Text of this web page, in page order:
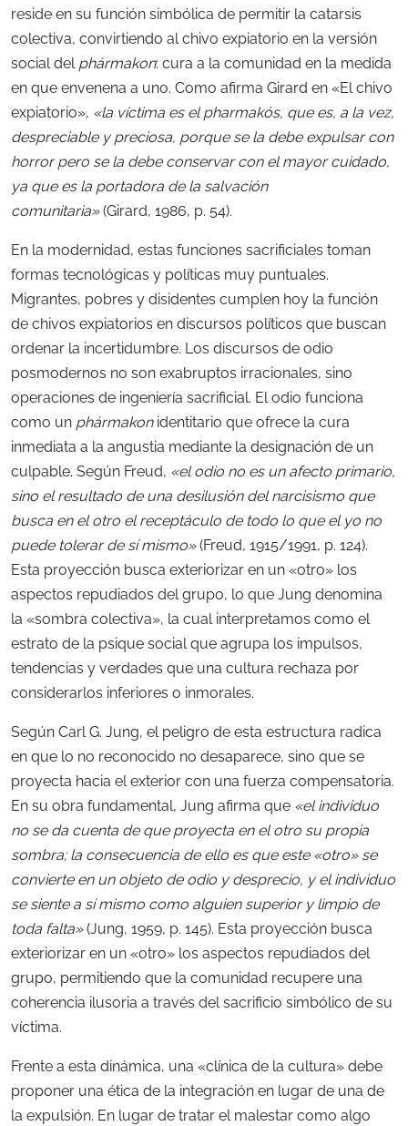
reside en su función simbólica de permitir la catarsis
colectiva, convirtiendo al chivo expiatorio en la versión
social del phármakon: cura a la comunidad en la medida
en que envenena a uno. Como afirma Girard en «El chivo
expiatorio», «la víctima es el pharmakós, que es, a la vez,
despreciable y preciosa, porque se la debe expulsar con
horror pero se la debe conservar con el mayor cuidado,
ya que es la portadora de la salvación
comunitaria»(Girard, 1986, p. 54).
En la modernidad, estas funciones sacrificiales toman
formas tecnológicas y políticas muy puntuales.
Migrantes, pobres y disidentes cumplen hoy la función
de chivos expiatorios en discursos políticos que buscan
ordenar la incertidumbre. Los discursos de odio
posmodernos no son exabruptos irracionales, sino
operaciones de ingeniería sacrificial. El odio funciona
como un phármakonidentitario que ofrece la cura
inmediata a la angustia mediante la designación de un
culpable. Según Freud, «el odio no es un afecto primario,
sino el resultado de una desilusión del narcisismo que
busca en el otro el receptáculo de todo lo que el yo no
puede tolerar de sí mismo»(Freud, 1915/1991, p. 124).
Esta proyección busca exteriorizar en un «otro» los
aspectos repudiados del grupo, lo que Jung denomina
la «sombra colectiva», la cual interpretamos como el
estrato de la psique social que agrupa los impulsos,
tendencias y verdades que una cultura rechaza por
considerarlos inferiores o inmorales.
Según Carl G. Jung, el peligro de esta estructura radica
en que lo no reconocido no desaparece, sino que se
proyecta hacia el exterior con una fuerza compensatoria.
En su obra fundamental, Jung afirma que «el individuo
no se da cuenta de que proyecta en el otro su propia
sombra; la consecuencia de ello es que este «otro» se
convierte en un objeto de odio y desprecio, y el individuo
se siente a sí mismo como alguien superior y limpio de
toda falta»(Jung, 1959, p. 145). Esta proyección busca
exteriorizar en un «otro» los aspectos repudiados del
grupo, permitiendo que la comunidad recupere una
coherencia ilusoria a través del sacrificio simbólico de su
víctima.
Frente a esta dinámica, una «clínica de la cultura» debe
proponer una ética de la integración en lugar de una de
la expulsión. En lugar de tratar el malestar como algo